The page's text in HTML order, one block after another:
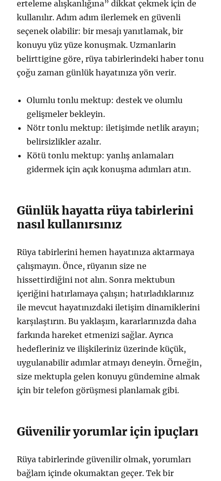
erteleme alışkanlığına” dikkat çekmek için de
kullanılır. Adım adım ilerlemek en güvenli
seçenek olabilir: bir mesajı yanıtlamak, bir
konuyu yüz yüze konuşmak. Uzmanlarin
belirttigine göre, rüya tabirlerindeki haber tonu
çoğu zaman günlük hayatınıza yön verir.
Olumlu tonlu mektup: destek ve olumlu
gelişmeler bekleyin.
Nötr tonlu mektup: iletişimde netlik arayın;
belirsizlikler azalır.
Kötü tonlu mektup: yanlış anlamaları
gidermek için açık konuşma adımları atın.
Günlük hayatta rüya tabirlerini
nasıl kullanırsınız
Rüya tabirlerini hemen hayatınıza aktarmaya
çalışmayın. Önce, rüyanın size ne
hissettirdiğini not alın. Sonra mektubun
içeriğini hatırlamaya çalışın; hatırladıklarınız
ile mevcut hayatınızdaki iletişim dinamiklerini
karşılaştırın. Bu yaklaşım, kararlarınızda daha
farkında hareket etmenizi sağlar. Ayrıca
hedefleriniz ve ilişkileriniz üzerinde küçük,
uygulanabilir adımlar atmayı deneyin. Örneğin,
size mektupla gelen konuyu gündemine almak
için bir telefon görüşmesi planlamak gibi.
Güvenilir yorumlar için ipuçları
Rüya tabirlerinde güvenilir olmak, yorumları
bağlam içinde okumaktan geçer. Tek bir